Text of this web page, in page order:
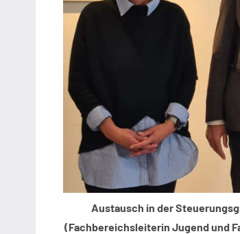
Austausch in der
(Fachbereichsleiterin Jugend und